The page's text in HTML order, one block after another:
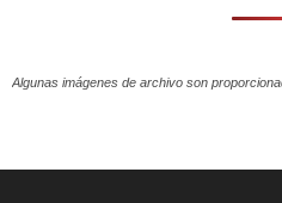
Algunas imágenes de archivo son